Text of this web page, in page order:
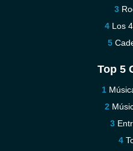
Los
Top 5